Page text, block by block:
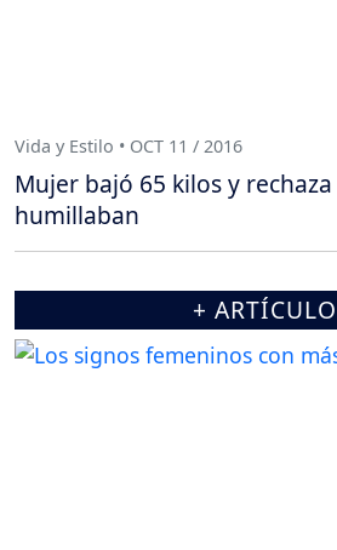
Vida y Estilo • OCT 11 / 2016
Mujer bajó 65 kilos y
humillaban
+